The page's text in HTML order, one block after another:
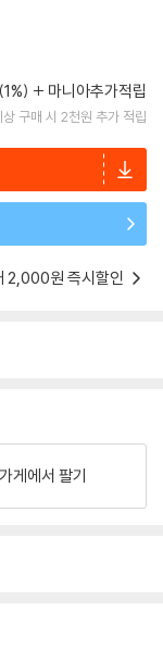
마니아추가적립
구매 시 2천원 추가 적립
2,000원 즉시할인
게에서 팔기